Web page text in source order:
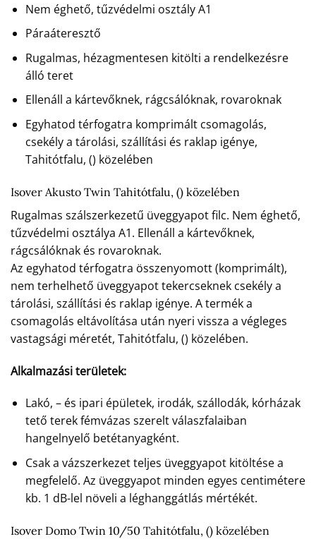
Nem éghető, tűzvédelmi osztály A1
Páraáteresztő
Rugalmas, hézagmentesen kitölti a rendelkezésre
álló teret
Ellenáll a kártevőknek, rágcsálóknak, rovaroknak
Egyhatod térfogatra komprimált csomagolás,
csekély a tárolási, szállítási és raklap igénye,
Tahitótfalu, () közelében
Isover Akusto Twin Tahitótfalu, () közelében
Rugalmas szálszerkezetű üveggyapot filc. Nem éghető,
tűzvédelmi osztálya A1. Ellenáll a kártevőknek,
rágcsálóknak és rovaroknak.
Az egyhatod térfogatra összenyomott (komprimált),
nem terhelhető üveggyapot tekercseknek csekély a
tárolási, szállítási és raklap igénye. A termék a
csomagolás eltávolítása után nyeri vissza a végleges
vastagsági méretét, Tahitótfalu, () közelében.
Alkalmazási területek:
Lakó, – és ipari épületek, irodák, szállodák, kórházak
tető terek fémvázas szerelt válaszfalaiban
hangelnyelő betétanyagként.
Csak a vázszerkezet teljes üveggyapot kitöltése a
megfelelő. Az üveggyapot minden egyes centimétere
kb. 1 dB-lel növeli a léghanggátlás mértékét.
Isover Domo Twin 10/50 Tahitótfalu, () közelében